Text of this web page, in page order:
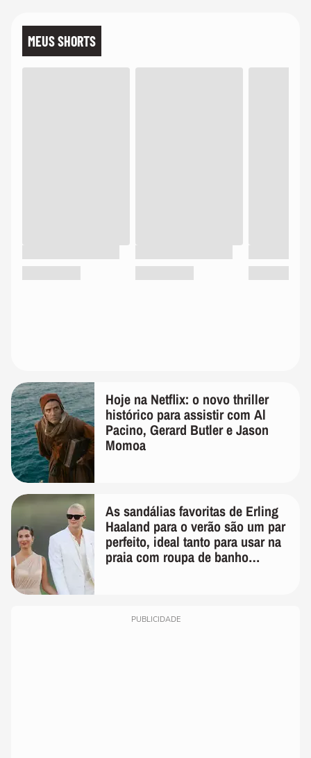
MEUS SHORTS
Hoje na Netflix: o novo thriller
histórico para assistir com Al
Pacino, Gerard Butler e Jason
Momoa
As sandálias favoritas de Erling
Haaland para o verão são um par
perfeito, ideal tanto para usar na
praia com roupa de banho
PUBLICIDADE